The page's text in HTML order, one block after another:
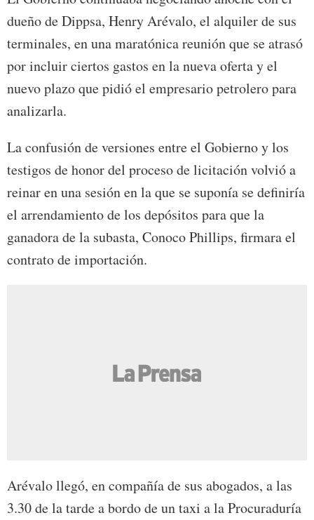
dueño de Dippsa, Henry Arévalo, el alquiler de sus
terminales, en una maratónica reunión que se atrasó
por incluir ciertos gastos en la nueva oferta y el
nuevo plazo que pidió el empresario petrolero para
analizarla.
La confusión de versiones entre el Gobierno y los
testigos de honor del proceso de licitación volvió a
reinar en una sesión en la que se suponía se definiría
el arrendamiento de los depósitos para que la
ganadora de la subasta, Conoco Phillips, firmara el
contrato de importación.
Arévalo llegó, en compañía de sus abogados, a las
3.30 de la tarde a bordo de un taxi a la Procuraduría